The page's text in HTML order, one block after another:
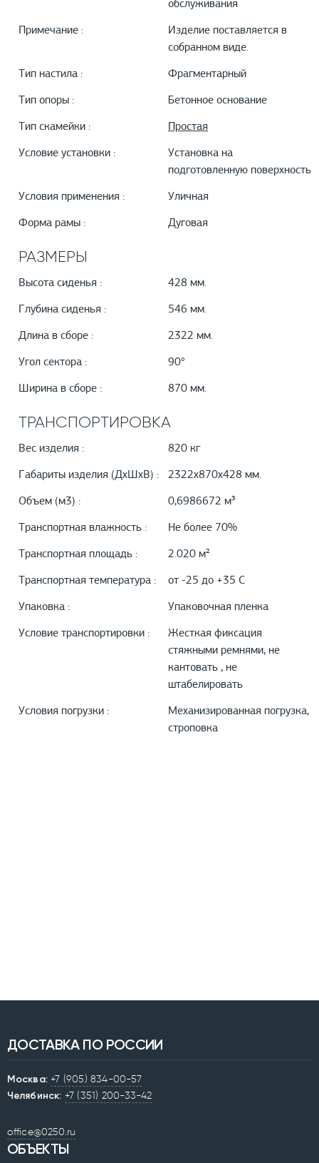
обслуживания
Примечание :
Изделие поставляется в
собранном виде.
Тип настила : Фрагментарный
Тип опоры : Бетонное основание
Тип скамейки : Простая
Условие установки :
Установка на
подготовленную поверхность
Условия применения : Уличная
Форма рамы : Дуговая
РАЗМЕРЫ
Высота сиденья : 428 мм.
Глубина сиденья : 546 мм.
Длина в сборе : 2322 мм.
Угол сектора : 90°
Ширина в сборе : 870 мм.
ТРАНСПОРТИРОВКА
Вес изделия : 820 кг
Габариты изделия (ДхШхВ) : 2322х870х428 мм.
Объем (м3) : 0,6986672 м³
Транспортная влажность : Не более 70%
Транспортная площадь : 2.020 м²
Транспортная температура : от -25 до +35 С
Упаковка : Упаковочная пленка
Условие транспортировки :
Жесткая фиксация
стяжными ремнями, не
кантовать , не
штабелировать
Условия погрузки :
Механизированная погрузка,
строповка
ДОСТАВКА ПО РОССИИ
Москва: +7 (905) 834-00-57
Челябинск: +7 (351) 200-33-42
office@0250.ru
ОБЪЕКТЫ